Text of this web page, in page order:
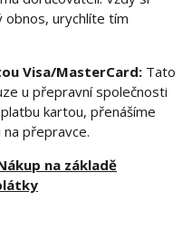
urychlíte tím
Visa/MasterCard: Tato
u přepravní společnosti
kartou, přenášíme
přepravce.
na základě